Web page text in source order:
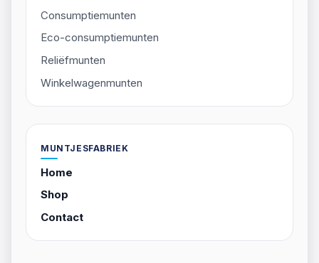
Consumptiemunten
Eco-consumptiemunten
Reliëfmunten
Winkelwagenmunten
MUNTJESFABRIEK
Home
Shop
Contact